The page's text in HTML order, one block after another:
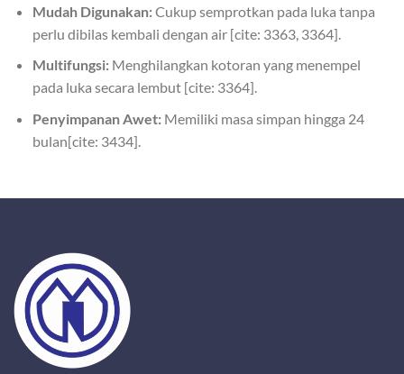
Mudah Digunakan:Cukup semprotkan pada luka tanpa
perlu dibilas kembali dengan air [cite: 3363, 3364].
Multifungsi:Menghilangkan kotoran yang menempel
pada luka secara lembut [cite: 3364].
Penyimpanan Awet:Memiliki masa simpan hingga 24
bulan[cite: 3434].